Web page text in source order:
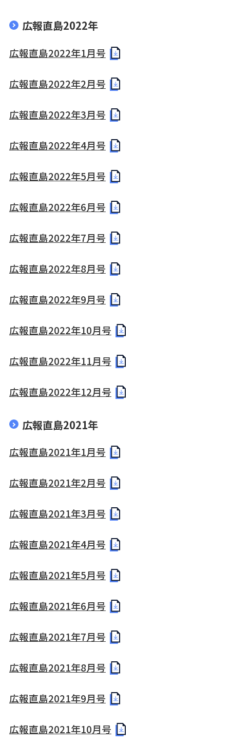
広報直島2022年
広報直島2022年1月号
広報直島2022年2月号
広報直島2022年3月号
広報直島2022年4月号
広報直島2022年5月号
広報直島2022年6月号
広報直島2022年7月号
広報直島2022年8月号
広報直島2022年9月号
広報直島2022年10月号
広報直島2022年11月号
広報直島2022年12月号
広報直島2021年
広報直島2021年1月号
広報直島2021年2月号
広報直島2021年3月号
広報直島2021年4月号
広報直島2021年5月号
広報直島2021年6月号
広報直島2021年7月号
広報直島2021年8月号
広報直島2021年9月号
広報直島2021年10月号